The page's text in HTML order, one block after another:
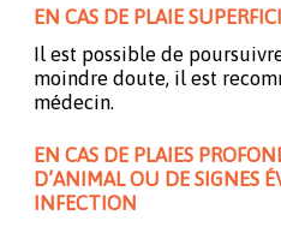
EN CAS DE PLAIE
Il est possible de
moindre doute, il est
médecin.
EN CAS DE PLAIES
D’ANIMAL OU DE SIGNES
INFECTION